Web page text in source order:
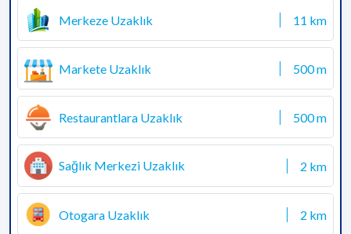
Merkeze Uzaklık 11 km
Markete Uzaklık 500 m
Restaurantlara Uzaklık 500 m
Sağlık Merkezi Uzaklık 2 km
Otogara Uzaklık 2 km